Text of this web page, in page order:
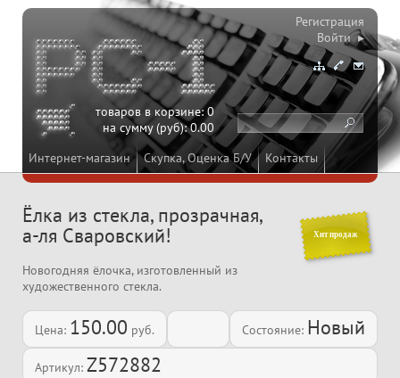
Интернет-магазин Скупка, Оценка Б/У Контакты
товаров в корзине:0
на сумму (руб):0.00
Регистрация
Войти ▸
Хит продаж
Ёлка из стекла, прозрачная,
а-ля Сваровский!
Новогодняя ёлочка, изготовленный из
художественного стекла.
Цена: 150.00 руб. Состояние: Новый
Артикул: Z572882